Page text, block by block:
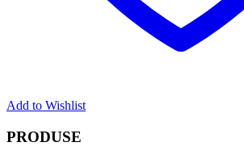
Add to Wishlist
PRODUSE